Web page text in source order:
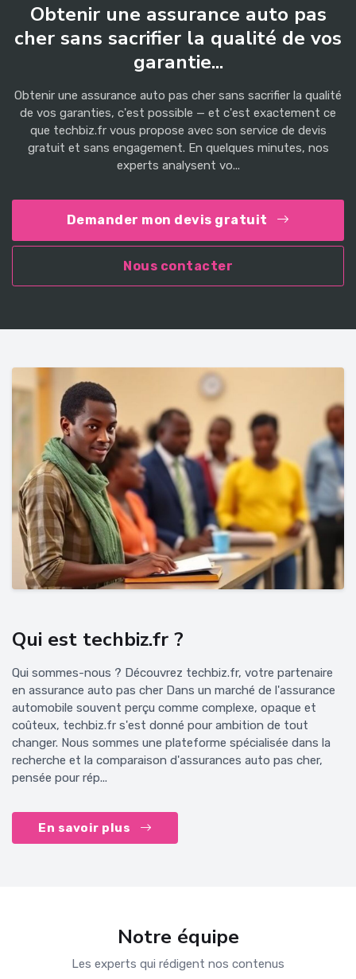
Obtenir une assurance auto pas
cher sans sacrifier la qualité de vos
garantie...
Obtenir une assurance auto pas cher sans sacrifier la qualité
de vos garanties, c'est possible — et c'est exactement ce
que techbiz.fr vous propose avec son service de devis
gratuit et sans engagement. En quelques minutes, nos
experts analysent vo...
Demander mon devis gratuit
Nous contacter
Qui est techbiz.fr ?
Qui sommes-nous ? Découvrez techbiz.fr, votre partenaire
en assurance auto pas cher Dans un marché de l'assurance
automobile souvent perçu comme complexe, opaque et
coûteux, techbiz.fr s'est donné pour ambition de tout
changer. Nous sommes une plateforme spécialisée dans la
recherche et la comparaison d'assurances auto pas cher,
pensée pour rép...
En savoir plus
Notre équipe
Les experts qui rédigent nos contenus